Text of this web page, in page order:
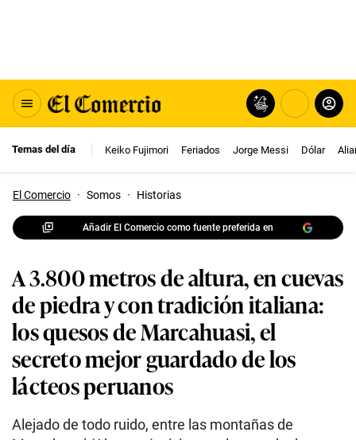
Temas del día Keiko Fujimori Feriados Jorge Messi Dólar
El Comercio · Somos · Historias
Añadir El Comercio como fuente preferida en
A 3.800 metros de altura, en cuevas
de piedra y con tradición italiana:
los quesos de Marcahuasi, el
secreto mejor guardado de los
lácteos peruanos
Alejado de todo ruido, entre las montañas de